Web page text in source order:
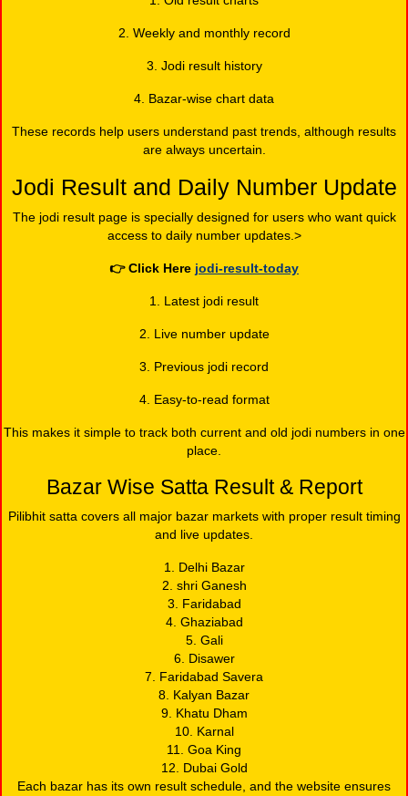
2. Weekly and monthly record
3. Jodi result history
4. Bazar-wise chart data
These records help users understand past trends, although results
are always uncertain.
Jodi Result and Daily Number Update
The jodi result page is specially designed for users who want quick
access to daily number updates.>
👉Click Here jodi-result-today
1. Latest jodi result
2. Live number update
3. Previous jodi record
4. Easy-to-read format
This makes it simple to track both current and old jodi numbers in one
place.
Bazar Wise Satta Result & Report
Pilibhit satta covers all major bazar markets with proper result timing
and live updates.
1. Delhi Bazar
2. shri Ganesh
3. Faridabad
4. Ghaziabad
5. Gali
6. Disawer
7. Faridabad Savera
8. Kalyan Bazar
9. Khatu Dham
10. Karnal
11. Goa King
12. Dubai Gold
Each bazar has its own result schedule, and the website ensures